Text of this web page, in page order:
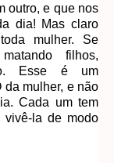
outro, e que nos
dia! Mas claro
mulher. Se
filhos,
Esse é um
da mulher, e não
Cada um tem
la de modo